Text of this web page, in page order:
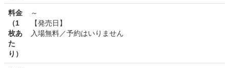
料金
（1
枚あ
た
り）
～
【発売日】
入場無料／予約はいりません